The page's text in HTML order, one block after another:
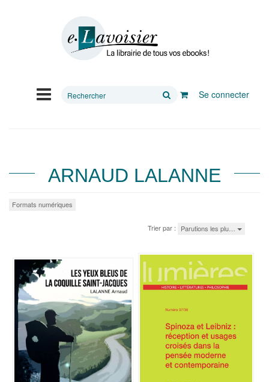
Rechercher
Se connecter
ARNAUD LALANNE
Formats numériques
Trier par : Parutions les plu…